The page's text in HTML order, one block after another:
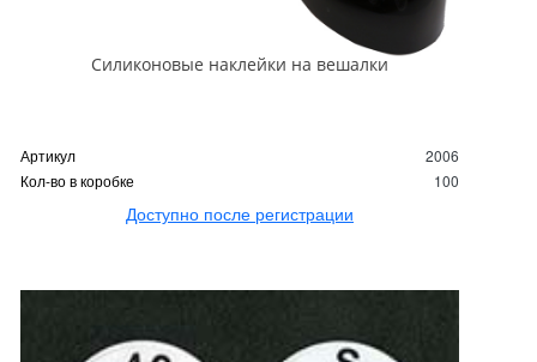
Силиконовые наклейки на вешалки
Артикул
2006
Кол-во в коробке
100
Доступно после регистрации